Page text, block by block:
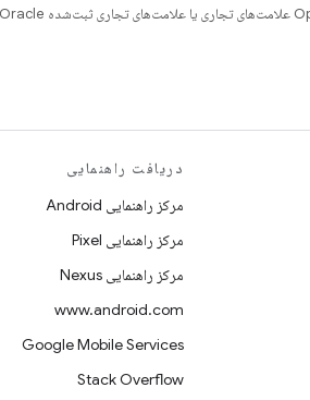
دریافت راهنمایی
مرکز راهنمایی Android
مرکز راهنمایی Pixel
مرکز راهنمایی Nexus
www.android.com
Google Mobile Services
Stack Overflow